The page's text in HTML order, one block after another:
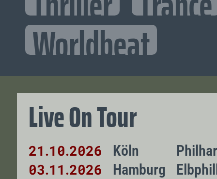
Worldbeat
Live On Tour
21.10.2026 Köln
03.11.2026 Hamburg